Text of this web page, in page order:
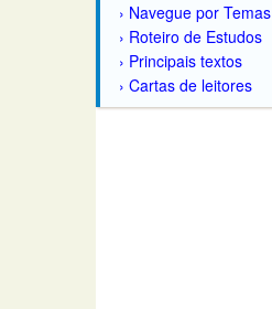
Navegue por Temas
Roteiro de Estudos
Principais textos
Cartas de leitores